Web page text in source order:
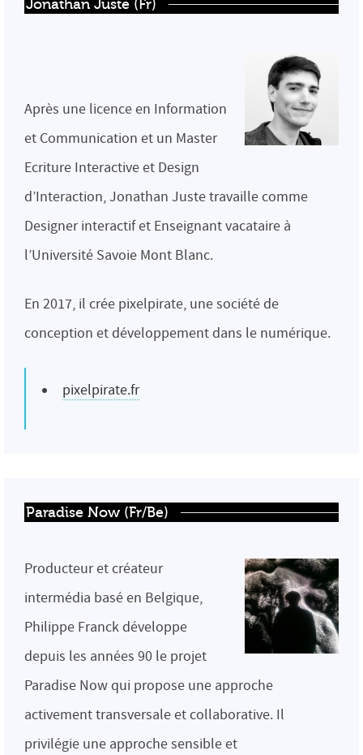
Jonathan Juste (Fr)
Après une licence en Information
et Communication et un Master
Ecriture Interactive et Design
d’Interaction, Jonathan Juste travaille comme
Designer interactif et Enseignant vacataire à
l’Université Savoie Mont Blanc.
En 2017, il crée pixelpirate, une société de
conception et développement dans le numérique.
pixelpirate.fr
Paradise Now (Fr/Be)
Producteur et créateur
intermédia basé en Belgique,
Philippe Franck développe
depuis les années 90 le projet
Paradise Now qui propose une approche
activement transversale et collaborative. Il
privilégie une approche sensible et